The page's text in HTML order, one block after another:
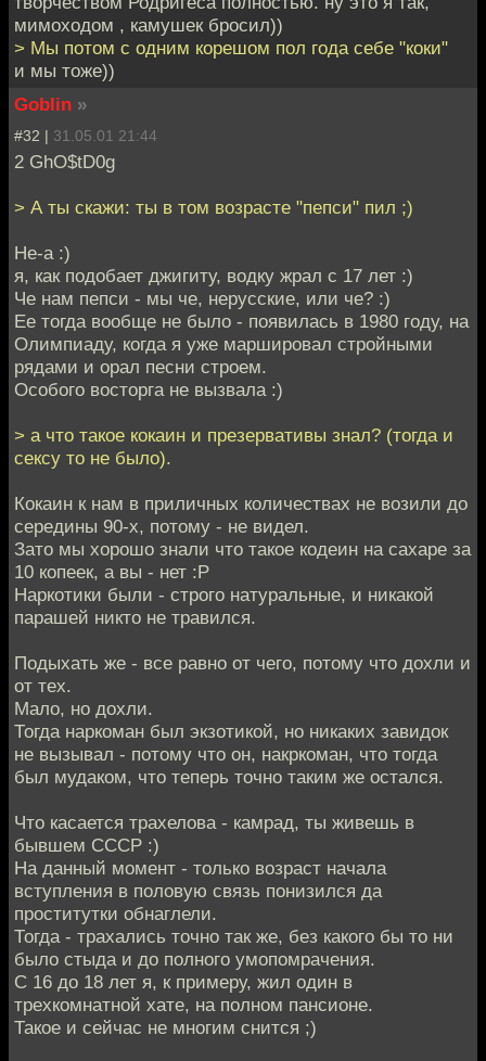
мимоходом , камушек бросил))
> Мы потом с одним корешом пол года себе "коки"
и мы тоже))
Goblin »
#32 | 31.05.01 21:44
2 GhO$tD0g
> А ты скажи: ты в том возрасте "пепси" пил ;)
Не-а :)
я, как подобает джигиту, водку жрал с 17 лет :)
Че нам пепси - мы че, нерусские, или че? :)
Ее тогда вообще не было - появилась в 1980 году, на
Олимпиаду, когда я уже маршировал стройными
рядами и орал песни строем.
Особого восторга не вызвала :)
> а что такое кокаин и презервативы знал? (тогда и
сексу то не было).
Кокаин к нам в приличных количествах не возили до
середины 90-х, потому - не видел.
Зато мы хорошо знали что такое кодеин на сахаре за
10 копеек, а вы - нет :Р
Наркотики были - строго натуральные, и никакой
парашей никто не травился.
Подыхать же - все равно от чего, потому что дохли и
от тех.
Мало, но дохли.
Тогда наркоман был экзотикой, но никаких завидок
не вызывал - потому что он, накркоман, что тогда
был мудаком, что теперь точно таким же остался.
Что касается трахелова - камрад, ты живешь в
бывшем СССР :)
На данный момент - только возраст начала
вступления в половую связь понизился да
проститутки обнаглели.
Тогда - трахались точно так же, без какого бы то ни
было стыда и до полного умопомрачения.
С 16 до 18 лет я, к примеру, жил один в
трехкомнатной хате, на полном пансионе.
Такое и сейчас не многим снится ;)